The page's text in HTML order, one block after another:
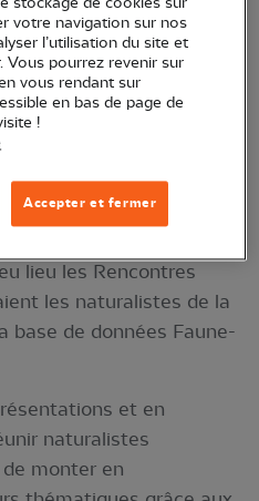
lieu les Rencontres
les naturalistes de la
base de données Faune-
et en
naturalistes
monter en
votre navigation sur nos
l’utilisation du site et
Vous pourrez revenir sur
vous rendant sur
en bas de page de
!
Accepter et fermer